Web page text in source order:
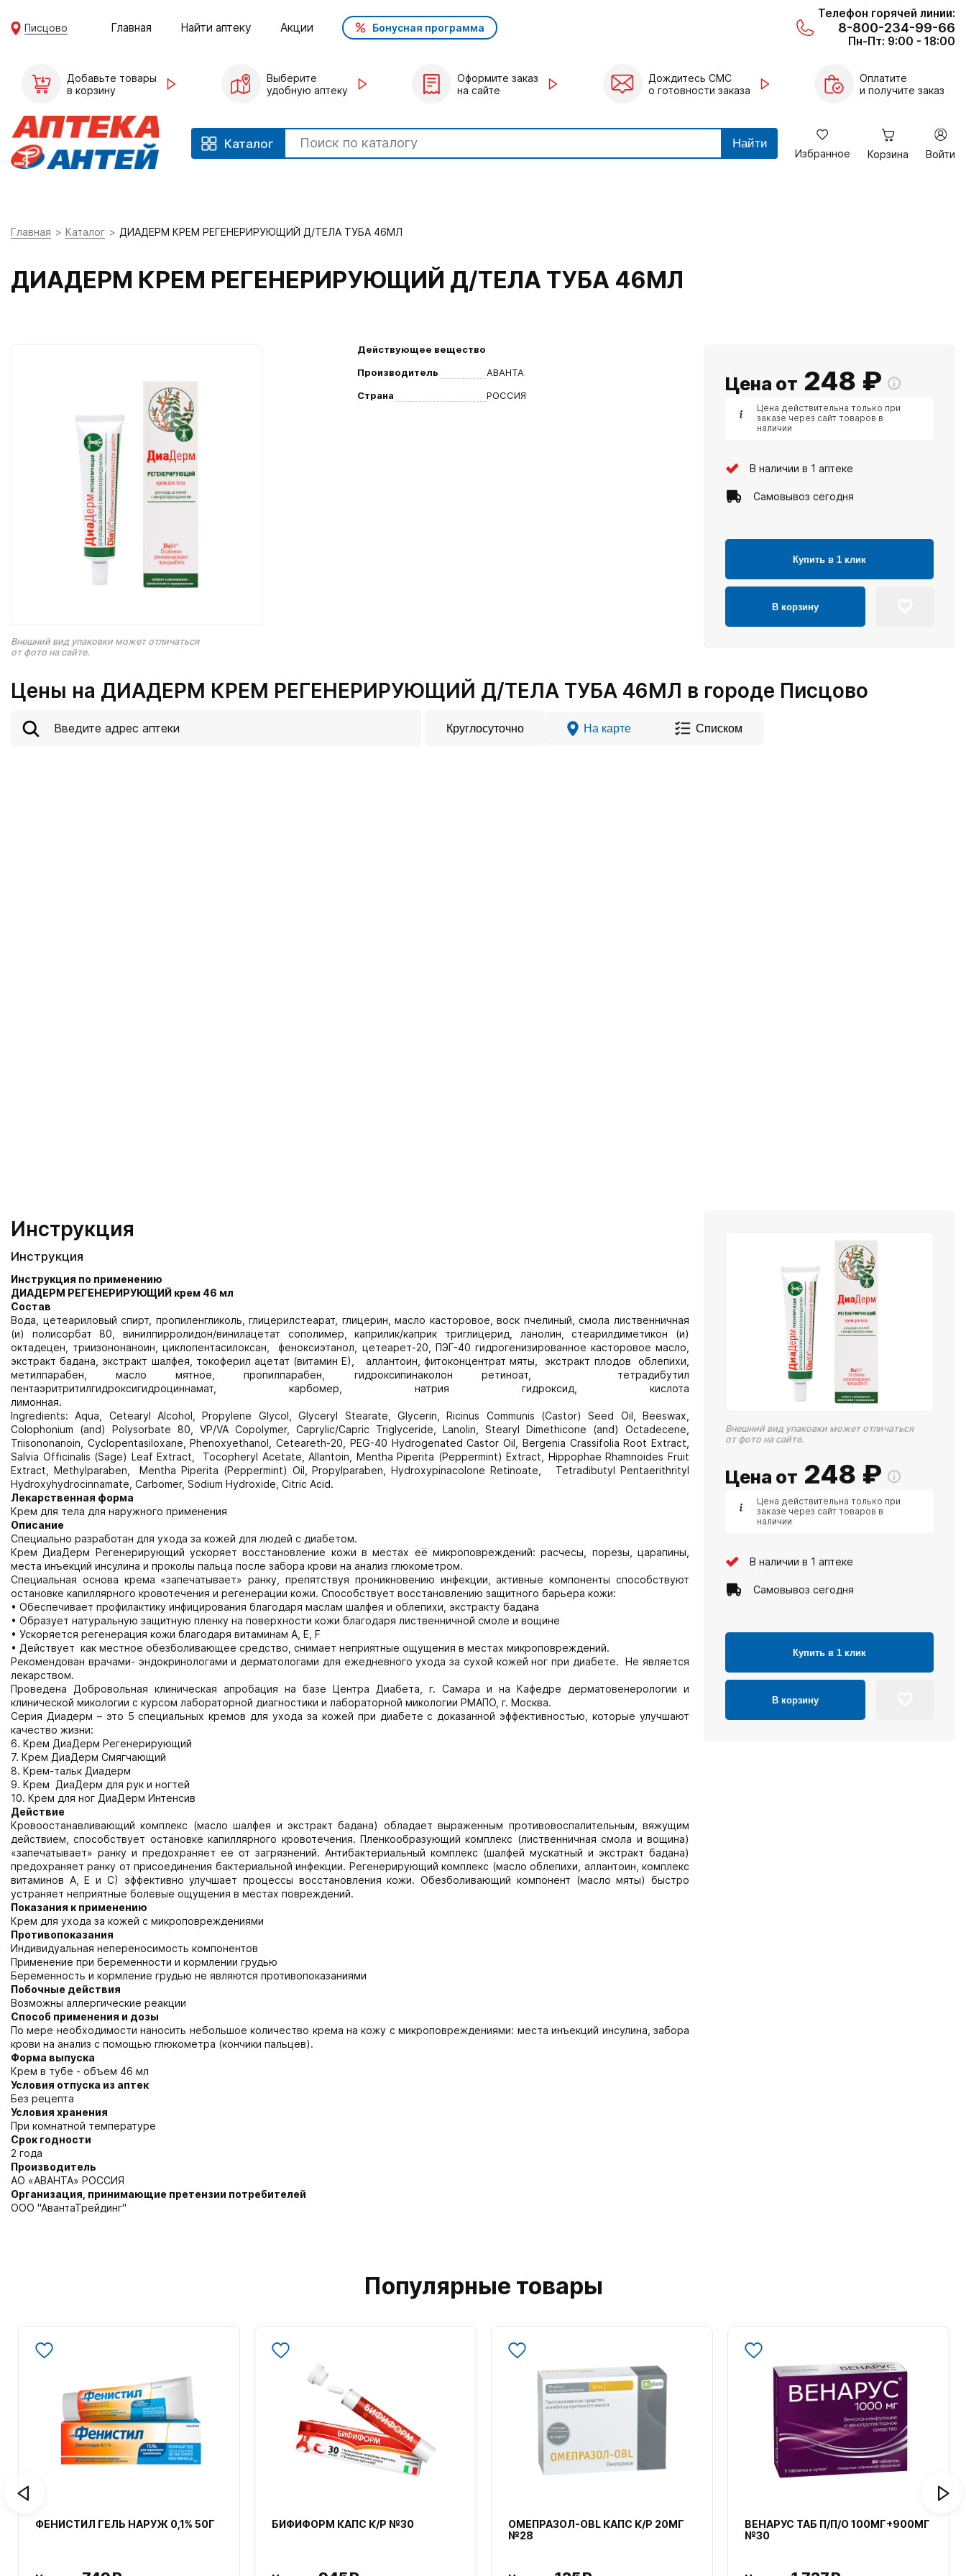
Писцово Главная Найти аптеку Акции Бонусная программа
Телефон горячей линии:
8-800-234-99-66
Пн-Пт: 9:00 - 18:00
Добавьте товары
в корзину
Выберите
удобную аптеку
Оформите заказ
на сайте
Дождитесь СМС
о готовности заказа
Оплатите
и получите заказ
Каталог Найти
Избранное Корзина Войти
Главная Каталог ДИАДЕРМ КРЕМ РЕГЕНЕРИРУЮЩИЙ Д/ТЕЛА ТУБА 46МЛ
ДИАДЕРМ КРЕМ РЕГЕНЕРИРУЮЩИЙ Д/ТЕЛА ТУБА 46МЛ
Внешний вид упаковки может отличаться
от фото на сайте.
Действующее вещество
Производитель
АВАНТА
Страна
РОССИЯ
Цена от 248 ₽
Цена действительна только при
заказе через сайт товаров в
наличии
В наличии в 1 аптеке
Самовывоз сегодня
Купить в 1 клик
В корзину
Цены на ДИАДЕРМ КРЕМ РЕГЕНЕРИРУЮЩИЙ Д/ТЕЛА ТУБА 46МЛ в городе Писцово
Круглосуточно На карте Списком
Инструкция
Инструкция
Инструкция по применению
ДИАДЕРМ РЕГЕНЕРИРУЮЩИЙ крем 46 мл
Состав
Вода, цетеариловый спирт, пропиленгликоль, глицерилстеарат, глицерин, масло касторовое, воск пчелиный, смола лиственничная
(и) полисорбат 80, винилпирролидон/винилацетат сополимер, каприлик/каприк триглицерид, ланолин, стеарилдиметикон (и)
октадецен, триизононаноин, циклопентасилоксан, феноксиэтанол, цетеарет-20, ПЭГ-40 гидрогенизированное касторовое масло,
экстракт бадана, экстракт шалфея, токоферил ацетат (витамин Е), аллантоин, фитоконцентрат мяты, экстракт плодов облепихи,
метилпарабен, масло мятное, пропилпарабен, гидроксипинаколон ретиноат, тетрадибутил
пентаэритритилгидроксигидроциннамат, карбомер, натрия гидроксид, кислота
лимонная.
Ingredients: Aqua, Cetearyl Alcohol, Propylene Glycol, Glyceryl Stearate, Glycerin, Ricinus Communis (Castor) Seed Oil, Beeswax,
Colophonium (and) Polysorbate 80, VP/VA Copolymer, Caprylic/Capric Triglyceride, Lanolin, Stearyl Dimethicone (and) Octadecene,
Triisononanoin, Cyclopentasiloxane, Phenoxyethanol, Ceteareth-20, PEG-40 Hydrogenated Castor Oil, Bergenia Crassifolia Root Extract,
Salvia Officinalis (Sage) Leaf Extract, Tocopheryl Acetate, Allantoin, Mentha Piperita (Peppermint) Extract, Hippophae Rhamnoides Fruit
Extract, Methylparaben, Mentha Piperita (Peppermint) Oil, Propylparaben, Hydroxypinacolone Retinoate, Tetradibutyl Pentaerithrityl
Hydroxyhydrocinnamate, Carbomer, Sodium Hydroxide, Citric Acid.
Лекарственная форма
Крем для тела для наружного применения
Описание
Специально разработан для ухода за кожей для людей с диабетом.
Крем ДиаДерм Регенерирующий ускоряет восстановление кожи в местах её микроповреждений: расчесы, порезы, царапины,
места инъекций инсулина и проколы пальца после забора крови на анализ глюкометром.
Специальная основа крема «запечатывает» ранку, препятствуя проникновению инфекции, активные компоненты способствуют
остановке капиллярного кровотечения и регенерации кожи. Способствует восстановлению защитного барьера кожи:
• Обеспечивает профилактику инфицирования благодаря маслам шалфея и облепихи, экстракту бадана
• Образует натуральную защитную пленку на поверхности кожи благодаря лиственничной смоле и вощине
• Ускоряется регенерация кожи благодаря витаминам А, E, F
• Действует как местное обезболивающее средство, снимает неприятные ощущения в местах микроповреждений.
Рекомендован врачами- эндокринологами и дерматологами для ежедневного ухода за сухой кожей ног при диабете. Не является
лекарством.
Проведена Добровольная клиническая апробация на базе Центра Диабета, г. Самара и на Кафедре дерматовенерологии и
клинической микологии с курсом лабораторной диагностики и лабораторной микологии РМАПО, г. Москва.
Серия Диадерм – это 5 специальных кремов для ухода за кожей при диабете с доказанной эффективностью, которые улучшают
качество жизни:
6. Крем ДиаДерм Регенерирующий
7. Крем ДиаДерм Смягчающий
8. Крем-тальк Диадерм
9. Крем ДиаДерм для рук и ногтей
10. Крем для ног ДиаДерм Интенсив
Действие
Кровоостанавливающий комплекс (масло шалфея и экстракт бадана) обладает выраженным противовоспалительным, вяжущим
действием, способствует остановке капиллярного кровотечения. Пленкообразующий комплекс (лиственничная смола и вощина)
«запечатывает» ранку и предохраняет ее от загрязнений. Антибактериальный комплекс (шалфей мускатный и экстракт бадана)
предохраняет ранку от присоединения бактериальной инфекции. Регенерирующий комплекс (масло облепихи, аллантоин, комплекс
витаминов А, Е и С) эффективно улучшает процессы восстановления кожи. Обезболивающий компонент (масло мяты) быстро
устраняет неприятные болевые ощущения в местах повреждений.
Показания к применению
Крем для ухода за кожей с микроповреждениями
Противопоказания
Индивидуальная непереносимость компонентов
Применение при беременности и кормлении грудью
Беременность и кормление грудью не являются противопоказаниями
Побочные действия
Возможны аллергические реакции
Способ применения и дозы
По мере необходимости наносить небольшое количество крема на кожу с микроповреждениями: места инъекций инсулина, забора
крови на анализ с помощью глюкометра (кончики пальцев).
Форма выпуска
Крем в тубе - объем 46 мл
Условия отпуска из аптек
Без рецепта
Условия хранения
При комнатной температуре
Срок годности
2 года
Производитель
АО «АВАНТА» РОССИЯ
Организация, принимающие претензии потребителей
ООО "АвантаТрейдинг"
Внешний вид упаковки может отличаться
от фото на сайте.
Цена от 248 ₽
Цена действительна только при
заказе через сайт товаров в
наличии
В наличии в 1 аптеке
Самовывоз сегодня
Купить в 1 клик
В корзину
Популярные товары
ФЕНИСТИЛ ГЕЛЬ НАРУЖ 0,1% 50Г БИФИФОРМ КАПС К/Р №30
ОМЕПРАЗОЛ-OBL КАПС К/Р 20МГ
№28
ВЕНАРУС ТАБ П/П/О 100МГ+900МГ
№30